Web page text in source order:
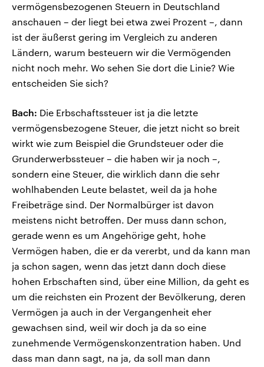
vermögensbezogenen Steuern in Deutschland
anschauen – der liegt bei etwa zwei Prozent –, dann
ist der äußerst gering im Vergleich zu anderen
Ländern, warum besteuern wir die Vermögenden
nicht noch mehr. Wo sehen Sie dort die Linie? Wie
entscheiden Sie sich?
Bach: Die Erbschaftssteuer ist ja die letzte
vermögensbezogene Steuer, die jetzt nicht so breit
wirkt wie zum Beispiel die Grundsteuer oder die
Grunderwerbssteuer – die haben wir ja noch –,
sondern eine Steuer, die wirklich dann die sehr
wohlhabenden Leute belastet, weil da ja hohe
Freibeträge sind. Der Normalbürger ist davon
meistens nicht betroffen. Der muss dann schon,
gerade wenn es um Angehörige geht, hohe
Vermögen haben, die er da vererbt, und da kann man
ja schon sagen, wenn das jetzt dann doch diese
hohen Erbschaften sind, über eine Million, da geht es
um die reichsten ein Prozent der Bevölkerung, deren
Vermögen ja auch in der Vergangenheit eher
gewachsen sind, weil wir doch ja da so eine
zunehmende Vermögenskonzentration haben. Und
dass man dann sagt, na ja, da soll man dann